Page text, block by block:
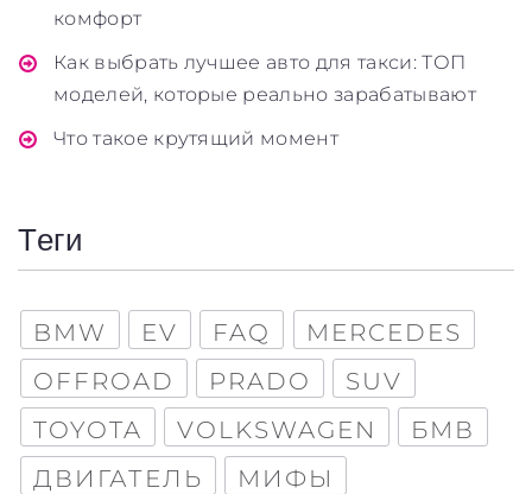
комфорт
Как выбрать лучшее авто для такси: ТОП
моделей, которые реально зарабатывают
Что такое крутящий момент
Теги
BMW EV FAQ
MERCEDES
OFFROAD
PRADO
SUV
TOYOTA
VOLKSWAGEN
БМВ
ДВИГАТЕЛЬ
МИФЫ